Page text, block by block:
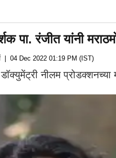
रंजीत यांनी
| 04 Dec 2022 01:19 PM (IST)
नीलम प्रोडक्शनच्या